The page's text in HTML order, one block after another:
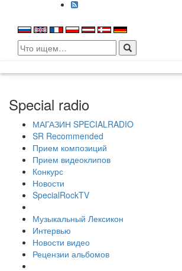
Search
for:
Special radio
МАГАЗИН SPECIALRADIO
SR Recommended
Прием композиций
Прием видеоклипов
Конкурс
Новости
SpecialRockTV
Музыкальный Лексикон
Интервью
Новости видео
Рецензии альбомов